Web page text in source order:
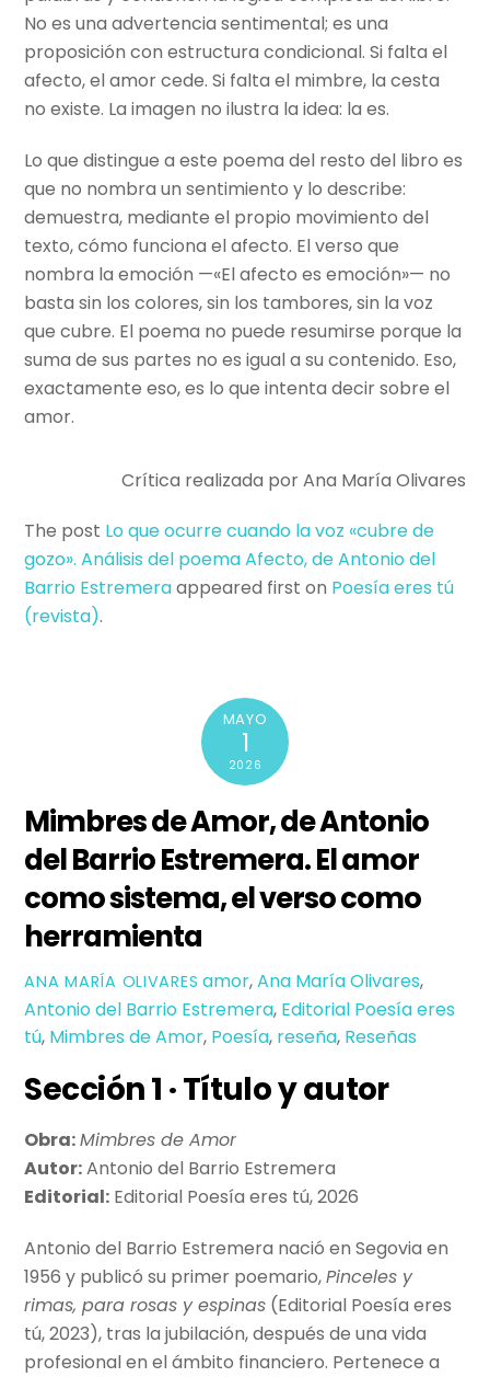
No es una advertencia sentimental; es una
proposición con estructura condicional. Si falta el
afecto, el amor cede. Si falta el mimbre, la cesta
no existe. La imagen no ilustra la idea: la es.
Lo que distingue a este poema del resto del libro es
que no nombra un sentimiento y lo describe:
demuestra, mediante el propio movimiento del
texto, cómo funciona el afecto. El verso que
nombra la emoción —«El afecto es emoción»— no
basta sin los colores, sin los tambores, sin la voz
que cubre. El poema no puede resumirse porque la
suma de sus partes no es igual a su contenido. Eso,
exactamente eso, es lo que intenta decir sobre el
amor.
Crítica realizada por Ana María Olivares
The post Lo que ocurre cuando la voz «cubre de
gozo». Análisis del poema Afecto, de Antonio del
Barrio Estremeraappeared first on Poesí­a eres tú
(revista).
MAYO
1
2026
Mimbres de Amor, de Antonio
del Barrio Estremera. El amor
como sistema, el verso como
herramienta
ANA MARÍA OLIVARES amor,Ana María Olivares,
Antonio del Barrio Estremera, Editorial Poesía eres
tú, Mimbres de Amor, Poesía, reseña, Reseñas
Sección 1 · Título y autor
Obra:Mimbres de Amor
Autor:Antonio del Barrio Estremera
Editorial: Editorial Poesía eres tú, 2026
Antonio del Barrio Estremera nació en Segovia en
1956 y publicó su primer poemario,Pinceles y
rimas, para rosas y espinas (Editorial Poesía eres
tú, 2023), tras la jubilación, después de una vida
profesional en el ámbito financiero. Pertenece a